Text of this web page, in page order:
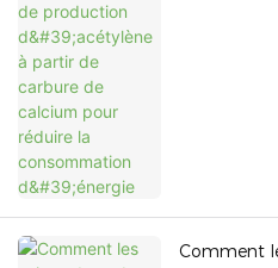
Comment